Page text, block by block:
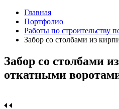
Главная
Портфолио
Работы по строительству
Забор со столбами из
Забор со столбами
откатными